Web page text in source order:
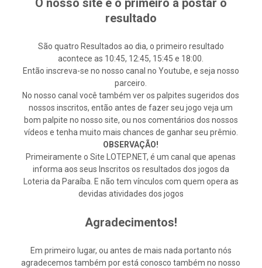
O nosso site é o primeiro a postar o
resultado
São quatro Resultados ao dia, o primeiro resultado
acontece as 10:45, 12:45, 15:45 e 18:00.
Então inscreva-se no nosso canal no Youtube, e seja nosso
parceiro.
No nosso canal você também ver os palpites sugeridos dos
nossos inscritos, então antes de fazer seu jogo veja um
bom palpite no nosso site, ou nos comentários dos nossos
vídeos e tenha muito mais chances de ganhar seu prêmio.
OBSERVAÇÃO!
Primeiramente o Site LOTEP.NET, é um canal que apenas
informa aos seus Inscritos os resultados dos jogos da
Loteria da Paraíba. E não tem vínculos com quem opera as
devidas atividades dos jogos
Agradecimentos!
Em primeiro lugar, ou antes de mais nada portanto nós
agradecemos também por está conosco também no nosso